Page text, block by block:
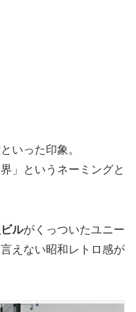
いった印象。
」というネーミングと
ルがくっついたユニー
えない昭和レトロ感が